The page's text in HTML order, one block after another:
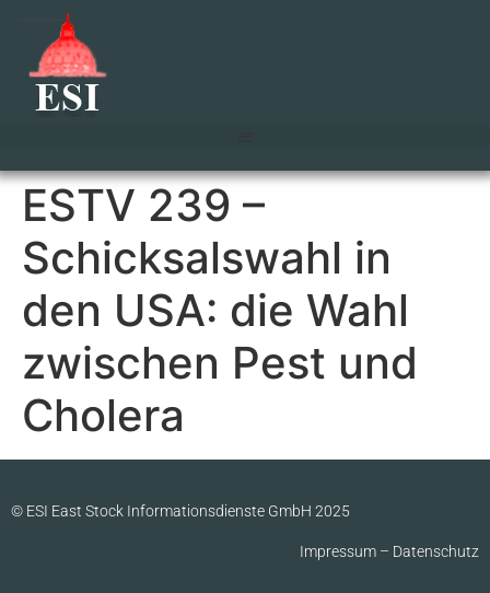
ESTV 239 –
Schicksalswahl in
den USA: die Wahl
zwischen Pest und
Cholera
© ESI East Stock Informationsdienste GmbH 2025
Impressum – Datenschutz